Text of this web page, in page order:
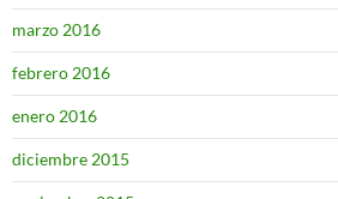
marzo 2016
febrero 2016
enero 2016
diciembre 2015